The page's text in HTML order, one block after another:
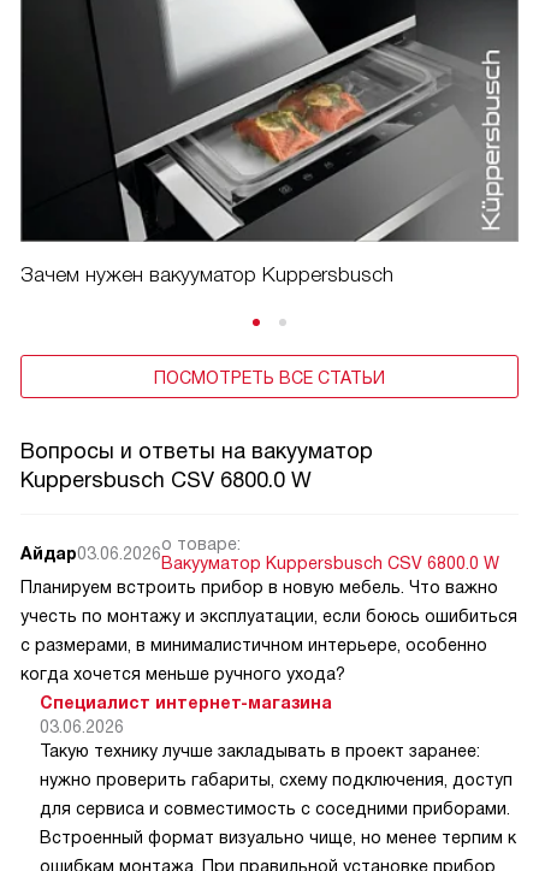
Зачем нужен вакууматор Kuppersbusch
ПОСМОТРЕТЬ ВСЕ СТАТЬИ
Вопросы и ответы на вакууматор
Kuppersbusch CSV 6800.0 W
Айдар03.06.2026о товаре:
Вакууматор Kuppersbusch CSV 6800.0 W
Планируем встроить прибор в новую мебель. Что важно
учесть по монтажу и эксплуатации, если боюсь ошибиться
с размерами, в минималистичном интерьере, особенно
когда хочется меньше ручного ухода?
Специалист интернет-магазина
03.06.2026
Такую технику лучше закладывать в проект заранее:
нужно проверить габариты, схему подключения, доступ
для сервиса и совместимость с соседними приборами.
Встроенный формат визуально чище, но менее терпим к
ошибкам монтажа. При правильной установке прибор